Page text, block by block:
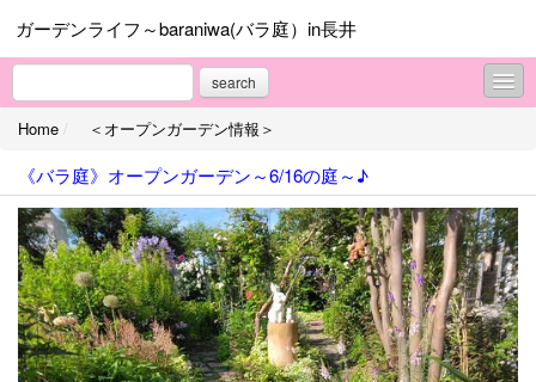
ガーデンライフ～baraniwa(バラ庭）in長井
search
■マイガーデン
＜オープンガーデン情報＞
＜ガーデンワーク＞
＜ガーデンNOW＞
＜ばーばの庭遊び＞
＜じーじの写真館＞
Home / ＜オープンガーデン情報＞
《バラ庭》オープンガーデン～6/16の庭～♪